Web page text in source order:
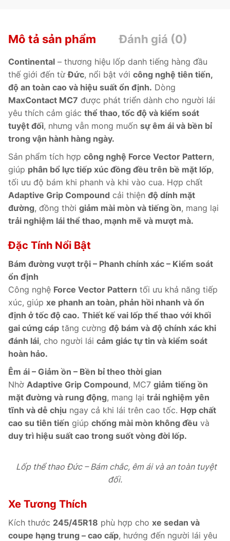
Mô tả sản phẩm Đánh giá (0)
Continental – thương hiệu lốp danh tiếng hàng đầu
thế giới đến từĐức, nổi bật với công nghệ tiên tiến,
độ an toàn cao và hiệu suất ổn định. Dòng
MaxContact MC7 được phát triển dành cho người lái
yêu thích cảm giác thể thao, tốc độ và kiểm soát
tuyệt đối, nhưng vẫn mong muốn sự êm ái và bền bỉ
trong vận hành hàng ngày.
Sản phẩm tích hợp công nghệ Force Vector Pattern,
giúp phân bổ lực tiếp xúc đồng đều trên bề mặt lốp,
tối ưu độ bám khi phanh và khi vào cua. Hợp chất
Adaptive Grip Compound cải thiện độ dính mặt
đường, đồng thời giảm mài mòn và tiếng ồn, mang lại
trải nghiệm lái thể thao, mạnh mẽ và mượt mà.
Đặc Tính Nổi Bật
Bám đường vượt trội – Phanh chính xác – Kiểm soát
ổn định
Công nghệ Force Vector Pattern tối ưu khả năng tiếp
xúc, giúp xe phanh an toàn, phản hồi nhanh và ổn
định ở tốc độ cao. Thiết kế vai lốp thể thao với khối
gai cứng cáp tăng cường độ bám và độ chính xác khi
đánh lái, cho người lái cảm giác tự tin và kiểm soát
hoàn hảo.
Êm ái – Giảm ồn – Bền bỉ theo thời gian
Nhờ Adaptive Grip Compound, MC7 giảm tiếng ồn
mặt đường và rung động, mang lại trải nghiệm yên
tĩnh và dễ chịu ngay cả khi lái trên cao tốc. Hợp chất
cao su tiên tiến giúp chống mài mòn không đều và
duy trì hiệu suất cao trong suốt vòng đời lốp.
Lốp thể thao Đức – Bám chắc, êm ái và an toàn tuyệt
đối.
Xe Tương Thích
Kích thước 245/45R18 phù hợp cho xe sedan và
coupe hạng trung – cao cấp, hướng đến người lái yêu